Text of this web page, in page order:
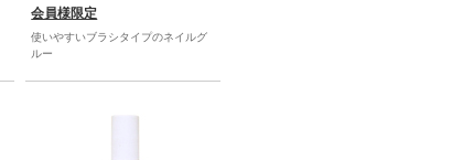
会員様限定
使いやすいブラシタイプのネイルグ
ルー